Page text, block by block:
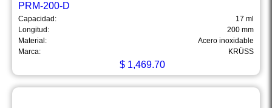
PRM-200-D
Capacidad:
17 ml
Longitud:
200 mm
Material:
Acero inoxidable
Marca:
KRÜSS
$1,469.70